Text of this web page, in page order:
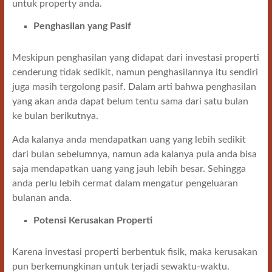
untuk property anda.
Penghasilan yang Pasif
Meskipun penghasilan yang didapat dari investasi properti
cenderung tidak sedikit, namun penghasilannya itu sendiri
juga masih tergolong pasif. Dalam arti bahwa penghasilan
yang akan anda dapat belum tentu sama dari satu bulan
ke bulan berikutnya.
Ada kalanya anda mendapatkan uang yang lebih sedikit
dari bulan sebelumnya, namun ada kalanya pula anda bisa
saja mendapatkan uang yang jauh lebih besar. Sehingga
anda perlu lebih cermat dalam mengatur pengeluaran
bulanan anda.
Potensi Kerusakan Properti
Karena investasi properti berbentuk fisik, maka kerusakan
pun berkemungkinan untuk terjadi sewaktu-waktu.